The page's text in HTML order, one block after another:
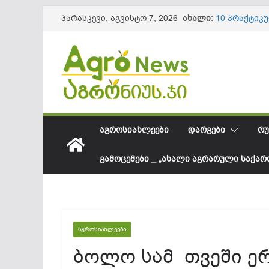
content
პარასკევი, აგვისტო 7, 2026 ახალი: 10
ქართული
სოკოვანი
სეზონის
61,8
ᲐᲒᲠᲝᲡᲘᲐᲮᲚᲔᲔᲑᲘ ᲓᲐᲠᲒᲔᲑᲘ
ᲒᲐᲛᲝᲪᲔᲛᲔᲑᲘ _ „ᲐᲮᲐᲚᲘ ᲐᲒᲠᲐᲠᲣᲚᲘ
ᲐᲒᲠᲝᲡᲘᲐᲮᲚᲔᲔᲑᲘ
ბოლო სამ თვეში